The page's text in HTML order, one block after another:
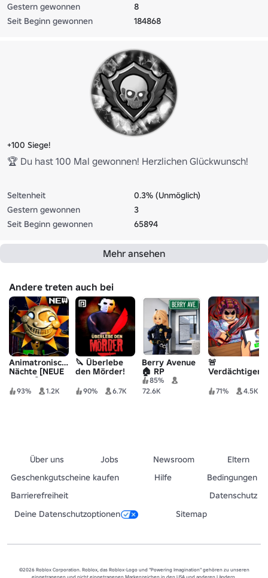
Gestern gewonnen
8
Seit Beginn gewonnen
184868
+100 Siege!
🏆 Du hast 100 Mal gewonnen! Herzlichen Glückwunsch!
Seltenheit
0.3% (Unmöglich)
Gestern gewonnen
3
Seit Beginn gewonnen
65894
Mehr ansehen
Andere treten auch bei
Animatronische
Nächte [NEUE
KARTE]
93% 1.2K
🔪 Überlebe
den Mörder!
90% 6.7K
Berry Avenue
🏠 RP
85%
72.6K
🚨
Verdächtiger
71% 4.5K
Über uns Jobs Newsroom
Eltern
Geschenkgutscheine kaufen
Hilfe
Bedingungen
Barrierefreiheit
Datenschutz
Deine Datenschutzoptionen
Sitemap
©2026 Roblox Corporation. Roblox, das Roblox-Logo und "Powering Imagination" gehören zu unseren
eingetragenen und nicht eingetragenen Markenzeichen in den USA und anderen Ländern.